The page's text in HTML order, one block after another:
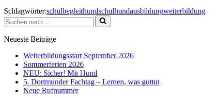
Schlagwörter:schulbegleithundschulhundausbildungweiterbildung
Suchen
nach …
Neueste Beiträge
Weiterbildungsstart September 2026
Sommerferien 2026
NEU: Sicher! Mit Hund
5. Dortmunder Fachtag – Lernen, was guttut
Neue Rufnummer